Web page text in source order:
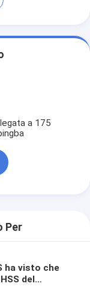
a 175
Per
ha visto che
del